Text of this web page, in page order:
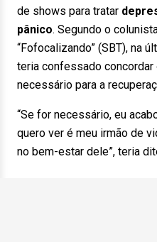
de shows para tratar
pânico. Segundo o
“Fofocalizando” (SBT), na
teria confessado
necessário para a
“Se for necessário, eu
quero ver é meu irmão de
no bem-estar dele”, teria